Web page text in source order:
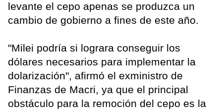
levante el cepo apenas se produzca un
cambio de gobierno a fines de este año.
"Milei podría si lograra conseguir los
dólares necesarios para implementar la
dolarización", afirmó el exministro de
Finanzas de Macri, ya que el principal
obstáculo para la remoción del cepo es la